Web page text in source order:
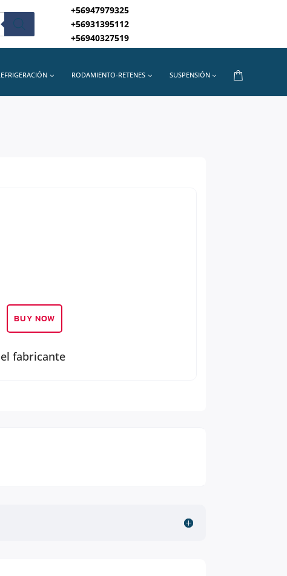
+56947979325
+56931395112
+56940327519
RODAMIENTO-RETENES SUSPENSIÓN
BUY NOW
fabricante